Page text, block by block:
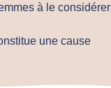
à le considérer
une cause